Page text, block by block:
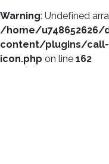
Warning: Undefined
/home/
content/plugins/
icon.php on line 162